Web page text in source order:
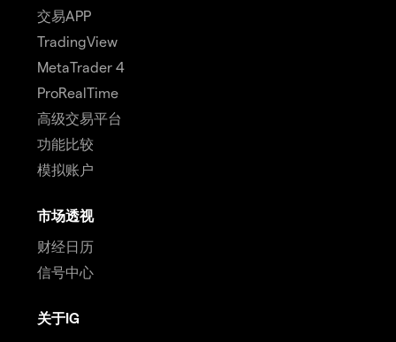
交易APP
TradingView
MetaTrader 4
ProRealTime
高级交易平台
功能比较
模拟账户
市场透视
财经日历
信号中心
关于IG